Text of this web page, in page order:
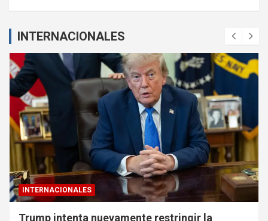
INTERNACIONALES
INTERNACIONALES
Trump intenta nuevamente restringir la